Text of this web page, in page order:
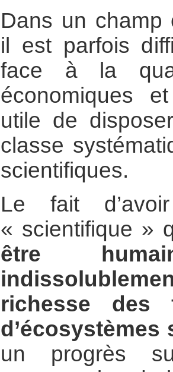
Dans un champ
il est parfois
face à la
économiques
utile de
classe
scientifiques.
Le fait
« scientifique »
être
richesse
d’écosystèmes
un progrès